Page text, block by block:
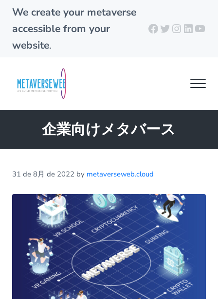
Skip to main content
Skip to header right navigation
Skip to site footer
We create your metaverse
accessible from your
website.
Facebook
Twitter
metaverseweb.cloud
Building your metaverse
企業向けメタバース
31 de 8月 de 2022 by metaverseweb.cloud